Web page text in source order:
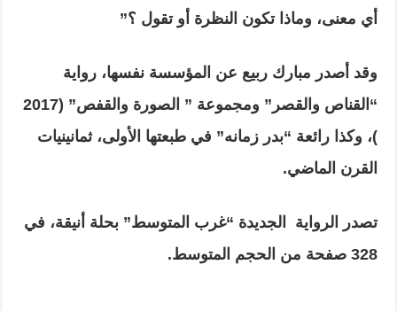
أي معنى، وماذا تكون النظرة أو تقول ؟”
وقد أصدر مبارك ربيع عن المؤسسة نفسها، رواية
“القناص والقصر” ومجموعة ” الصورة والقفص” (2017
)، وكذا رائعة “بدر زمانه” في طبعتها الأولى، ثمانينيات
القرن الماضي.
تصدر الرواية الجديدة “غرب المتوسط” بحلة أنيقة، في
328 صفحة من الحجم المتوسط
.